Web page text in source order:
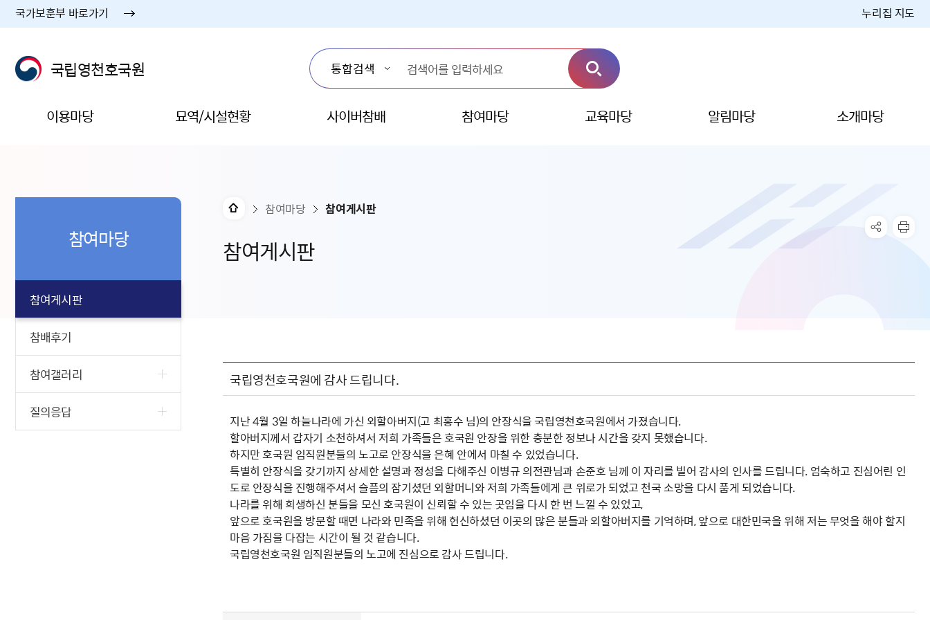
국가보훈부 바로가기 누리집 지도
국립영천호국원
이용마당 묘역/시설현황 사이버참배 참여마당 교육마당 알림마당 소개마당
참여게시판
참여마당 참여게시판
참여마당
참여게시판
참배후기
참여갤러리
질의응답
국립영천호국원에 감사 드립니다.
지난 4월 3일 하늘나라에 가신 외할아버지(고 최홍수 님)의 안장식을 국립영천호국원에서 가졌습니다.
할아버지께서 갑자기 소천하셔서 저희 가족들은 호국원 안장을 위한 충분한 정보나 시간을 갖지 못했습니다.
하지만 호국원 임직원분들의 노고로 안장식을 은혜 안에서 마칠 수 있었습니다.
특별히 안장식을 갖기까지 상세한 설명과 정성을 다해주신 이병규 의전관님과 손준호 님께 이 자리를 빌어 감사의 인사를 드립니다. 엄숙하고 진심어린 인
도로 안장식을 진행해주셔서 슬픔의 잠기셨던 외할머니와 저희 가족들에게 큰 위로가 되었고 천국 소망을 다시 품게 되었습니다.
나라를 위해 희생하신 분들을 모신 호국원이 신뢰할 수 있는 곳임을 다시 한 번 느낄 수 있었고,
앞으로 호국원을 방문할 때면 나라와 민족을 위해 헌신하셨던 이곳의 많은 분들과 외할아버지를 기억하며, 앞으로 대한민국을 위해 저는 무엇을 해야 할지
마음 가짐을 다잡는 시간이 될 것 같습니다.
국립영천호국원 임직원분들의 노고에 진심으로 감사 드립니다.